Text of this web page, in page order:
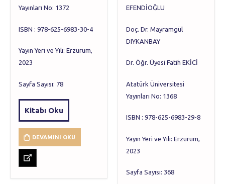
Yayınları No: 1372
ISBN : 978-625-6983-30-4
Yayın Yeri ve Yılı: Erzurum,
2023
Sayfa Sayısı: 78
Kitabı Oku
DEVAMINI OKU
EFENDİOĞLU
Doç. Dr. Mayramgül
DIYKANBAY
Dr. Öğr. Üyesi Fatih EKİCİ
Atatürk Üniversitesi
Yayınları No: 1368
ISBN : 978-625-6983-29-8
Yayın Yeri ve Yılı: Erzurum,
2023
Sayfa Sayısı: 368